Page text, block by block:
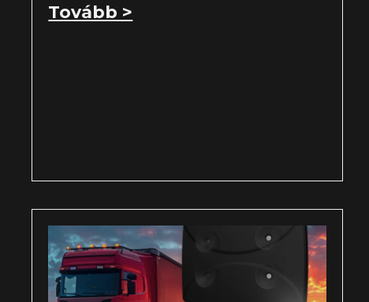
Tovább >